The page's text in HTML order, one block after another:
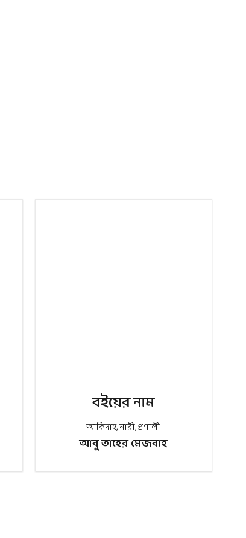
বইয়ের নাম
আকিদাহ,নারী,প্রণালী
আবু তাহের মেজবাহ